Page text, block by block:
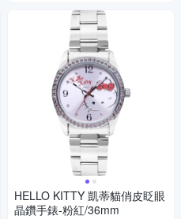
HELLO KITTY 凱蒂貓俏皮眨眼
晶鑽手錶-粉紅/36mm